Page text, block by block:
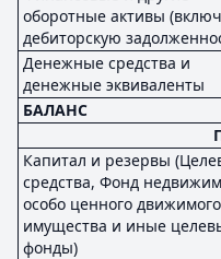
оборотные активы
дебиторскую
Денежные средства и
денежные эквиваленты
БАЛАНС
Капитал и резервы
средства, Фонд
особо ценного движимого
имущества и иные
фонды)